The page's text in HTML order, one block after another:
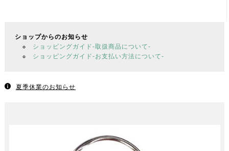
ショップからのお知らせ
ショッピングガイド-取扱商品について-
ショッピングガイド-お支払い方法について-
夏季休業のお知らせ